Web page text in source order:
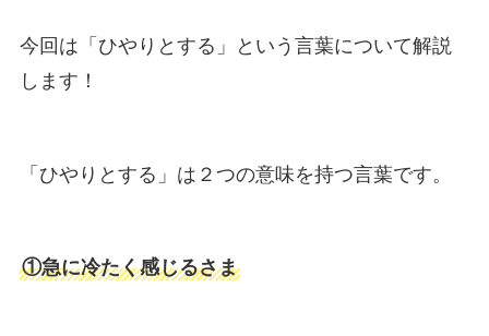
今回は「ひやりとする」という言葉について解説
します！
「ひやりとする」は２つの意味を持つ言葉です。
①急に冷たく感じるさま